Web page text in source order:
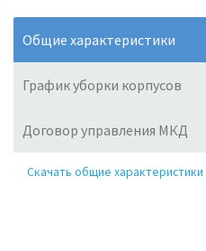
Общие характеристики
График уборки корпусов
Договор управления МКД
Скачать общие характеристики